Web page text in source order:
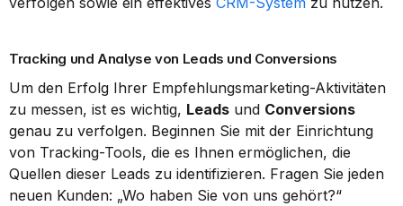
Tracking und Analyse von Leads und Conversions
Um den Erfolg Ihrer Empfehlungsmarketing-Aktivitäten
zu messen, ist es wichtig, Leads und Conversions
genau zu verfolgen. Beginnen Sie mit der Einrichtung
von Tracking-Tools, die es Ihnen ermöglichen, die
Quellen dieser Leads zu identifizieren. Fragen Sie jeden
neuen Kunden: „Wo haben Sie von uns gehört?“